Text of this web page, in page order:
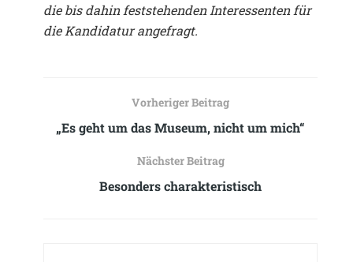
die bis dahin feststehenden Interessenten für
die Kandidatur angefragt.
Vorheriger Beitrag
„Es geht um das Museum, nicht um mich“
Nächster Beitrag
Besonders charakteristisch